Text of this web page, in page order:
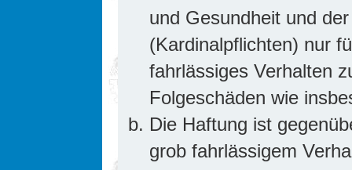
und Gesundheit und
(Kardinalpflichten) nur
fahrlässiges Verhalten
Folgeschäden wie
Die Haftung ist
grob fahrlässigem